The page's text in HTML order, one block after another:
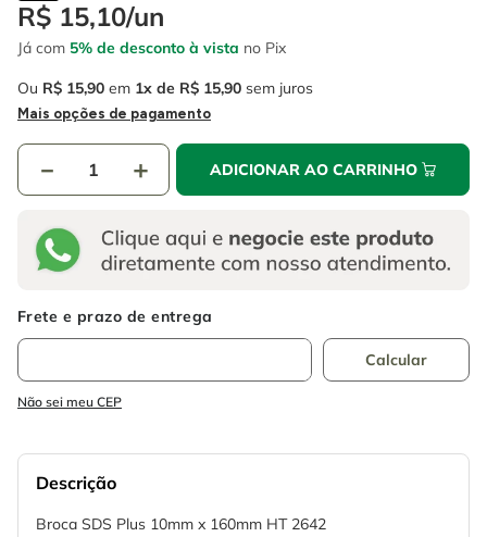
R$ 15,10/un
Já com 5% de desconto à vista no Pix
Ou R$ 15,90 em 1 R$ 15,90 sem juros
Mais opções de pagamento
＋
－ ADICIONAR AO CARRINHO
Não sei meu CEP
Descrição
Broca SDS Plus 10mm x 160mm HT 2642
6 fio
7º chave impacto
8º disco corte
serra copo
º escada
º serra circular
º fio
disco corte
serra copo